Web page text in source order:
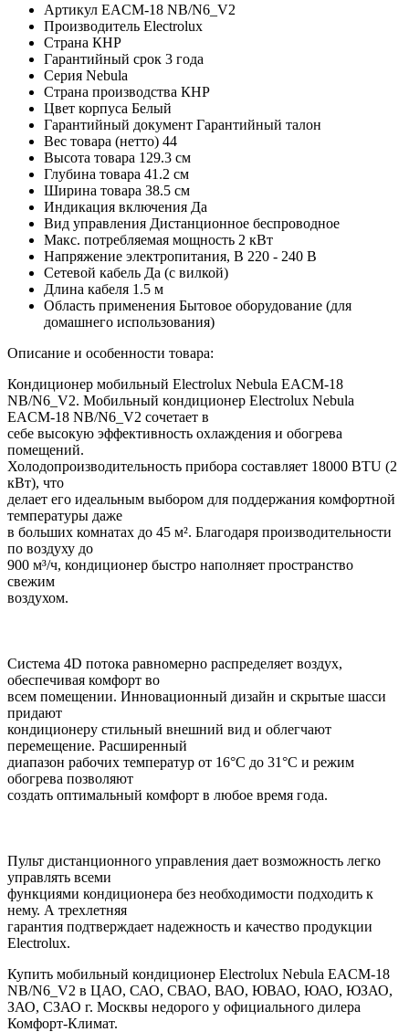
Артикул EACM-18 NB/N6_V2
Производитель Electrolux
Страна КНР
Гарантийный срок 3 года
Серия Nebula
Страна производства КНР
Цвет корпуса Белый
Гарантийный документ Гарантийный талон
Вес товара (нетто) 44
Высота товара 129.3 см
Глубина товара 41.2 см
Ширина товара 38.5 см
Индикация включения Да
Вид управления Дистанционное беспроводное
Макс. потребляемая мощность 2 кВт
Напряжение электропитания, В 220 - 240 В
Сетевой кабель Да (с вилкой)
Длина кабеля 1.5 м
Область применения Бытовое оборудование (для
домашнего использования)
Описание и особенности товара:
Кондиционер мобильный Electrolux Nebula EACM-18
NB/N6_V2. Мобильный кондиционер Electrolux Nebula
EACM-18 NB/N6_V2 сочетает в
себе высокую эффективность охлаждения и обогрева
помещений.
Холодопроизводительность прибора составляет 18000 BTU (2
кВт), что
делает его идеальным выбором для поддержания комфортной
температуры даже
в больших комнатах до 45 м². Благодаря производительности
по воздуху до
900 м³/ч, кондиционер быстро наполняет пространство
свежим
воздухом.
Система 4D потока равномерно распределяет воздух,
обеспечивая комфорт во
всем помещении. Инновационный дизайн и скрытые шасси
придают
кондиционеру стильный внешний вид и облегчают
перемещение. Расширенный
диапазон рабочих температур от 16°C до 31°C и режим
обогрева позволяют
создать оптимальный комфорт в любое время года.
Пульт дистанционного управления дает возможность легко
управлять всеми
функциями кондиционера без необходимости подходить к
нему. А трехлетняя
гарантия подтверждает надежность и качество продукции
Electrolux.
Купить мобильный кондиционер Electrolux Nebula EACM-18
NB/N6_V2 в ЦАО, САО, СВАО, ВАО, ЮВАО, ЮАО, ЮЗАО,
ЗАО, СЗАО г. Москвы недорого у официального дилера
Комфорт-Климат.